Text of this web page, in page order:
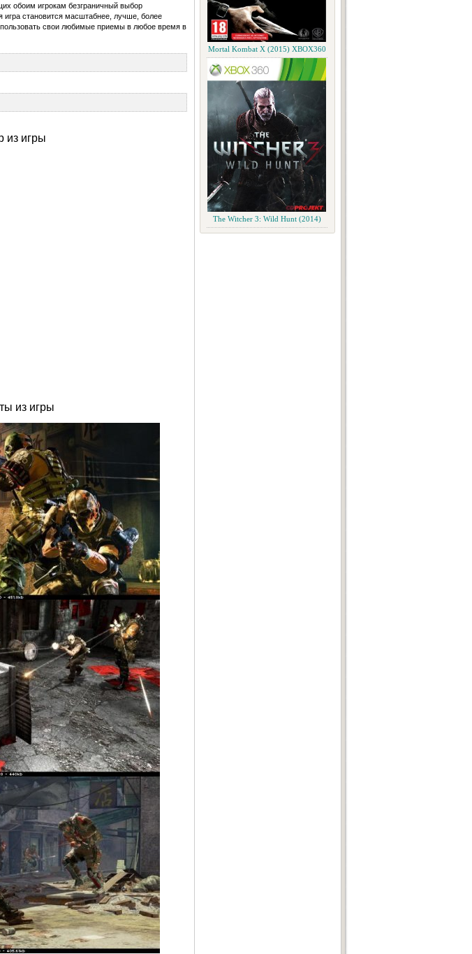
Mortal Kombat X (2015) XBOX360
The Witcher 3: Wild Hunt (2014)
обоим игрокам безграничный выбор
игра становится масштабнее, лучше, более
свои любимые приемы в любое время в
из игры
из игры